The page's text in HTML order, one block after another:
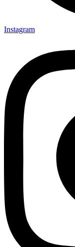
Instagram